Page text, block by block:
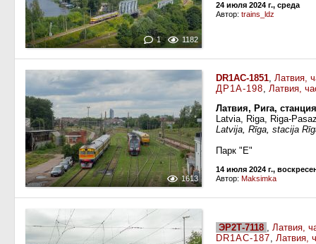
1 1182
24 июля 2024 г., среда
Автор: trains_ldz
1613
DR1AC-1851, Латвия,
ДР1А-198, Латвия,
Латвия, Рига,
Latvia, Riga, Riga-
Latvija, Rīga, stacija
Парк "Е"
14 июля 2024 г.,
Автор: Maksimka
ЭР2Т-7118 , Латвия,
DR1AC-187, Латвия,